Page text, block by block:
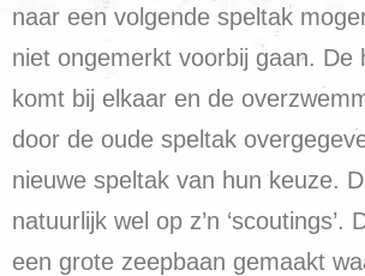
naar een volgende speltak
niet ongemerkt voorbij gaan. De
komt bij elkaar en de
door de oude speltak
nieuwe speltak van hun keuze.
natuurlijk wel op z’n ‘scoutings’.
een grote zeepbaan gemaakt